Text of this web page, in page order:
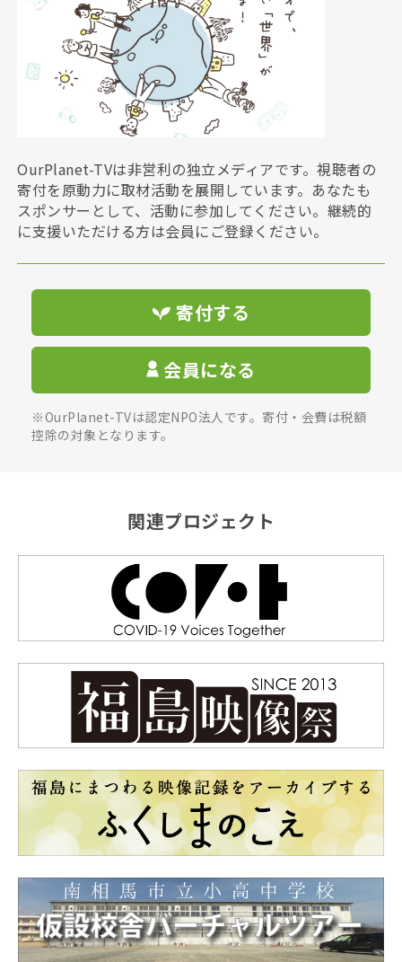
OurPlanet-TVは非営利の独立メディアです。視聴者の
寄付を原動力に取材活動を展開しています。あなたも
スポンサーとして、活動に参加してください。継続的
に支援いただける方は会員にご登録ください。
寄付する
会員になる
※OurPlanet-TVは認定NPO法人です。寄付・会費は税額
控除の対象となります。
関連プロジェクト